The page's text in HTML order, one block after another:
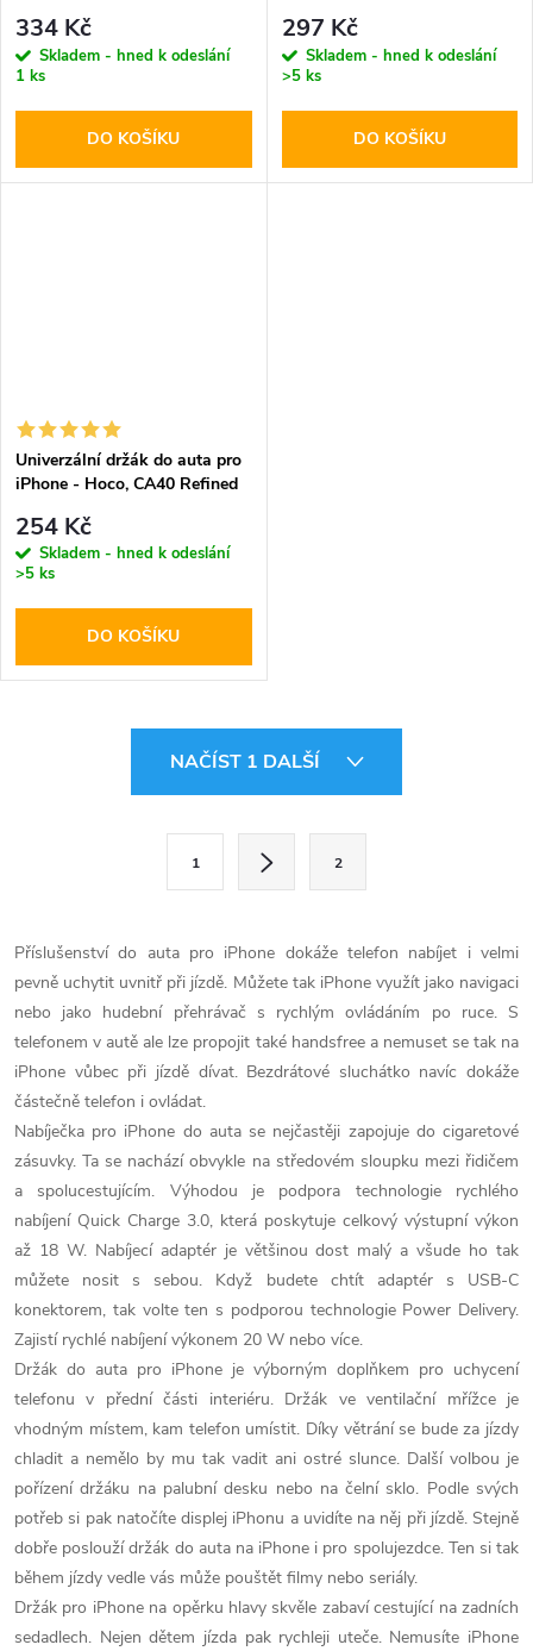
334 Kč
Skladem - hned k odeslání
1 ks
DO KOŠÍKU
297 Kč
Skladem - hned k odeslání
>5 ks
DO KOŠÍKU
Univerzální držák do auta pro
iPhone - Hoco, CA40 Refined
254 Kč
Skladem - hned k odeslání
>5 ks
DO KOŠÍKU
d
a
c
í
p
r
v
k
y
v
ý
p
i
s
u
NAČÍST 1 DALŠÍ
á
n
k
o
v
á
n
í
1 2
Příslušenství do auta pro iPhone dokáže telefon nabíjet i velmi
pevně uchytit uvnitř při jízdě. Můžete tak iPhone využít jako navigaci
nebo jako hudební přehrávač s rychlým ovládáním po ruce. S
telefonem v autě ale lze propojit také handsfree a nemuset se tak na
iPhone vůbec při jízdě dívat. Bezdrátové sluchátko navíc dokáže
částečně telefon i ovládat.
Nabíječka pro iPhone do auta se nejčastěji zapojuje do cigaretové
zásuvky. Ta se nachází obvykle na středovém sloupku mezi řidičem
a spolucestujícím. Výhodou je podpora technologie rychlého
nabíjení Quick Charge 3.0, která poskytuje celkový výstupní výkon
až 18 W. Nabíjecí adaptér je většinou dost malý a všude ho tak
můžete nosit s sebou. Když budete chtít adaptér s USB-C
konektorem, tak volte ten s podporou technologie Power Delivery.
Zajistí rychlé nabíjení výkonem 20 W nebo více.
Držák do auta pro iPhone je výborným doplňkem pro uchycení
telefonu v přední části interiéru. Držák ve ventilační mřížce je
vhodným místem, kam telefon umístit. Díky větrání se bude za jízdy
chladit a nemělo by mu tak vadit ani ostré slunce. Další volbou je
pořízení držáku na palubní desku nebo na čelní sklo. Podle svých
potřeb si pak natočíte displej iPhonu a uvidíte na něj při jízdě. Stejně
dobře poslouží držák do auta na iPhone i pro spolujezdce. Ten si tak
během jízdy vedle vás může pouštět filmy nebo seriály.
Držák pro iPhone na opěrku hlavy skvěle zabaví cestující na zadních
sedadlech. Nejen dětem jízda pak rychleji uteče. Nemusíte iPhone